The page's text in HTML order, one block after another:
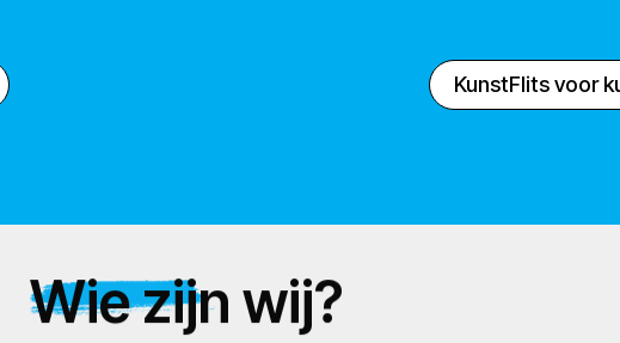
KunstFlits voor
Wie zijn wij?